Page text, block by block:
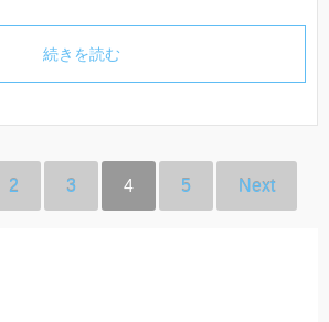
続きを読む
2 3 4 5 Next